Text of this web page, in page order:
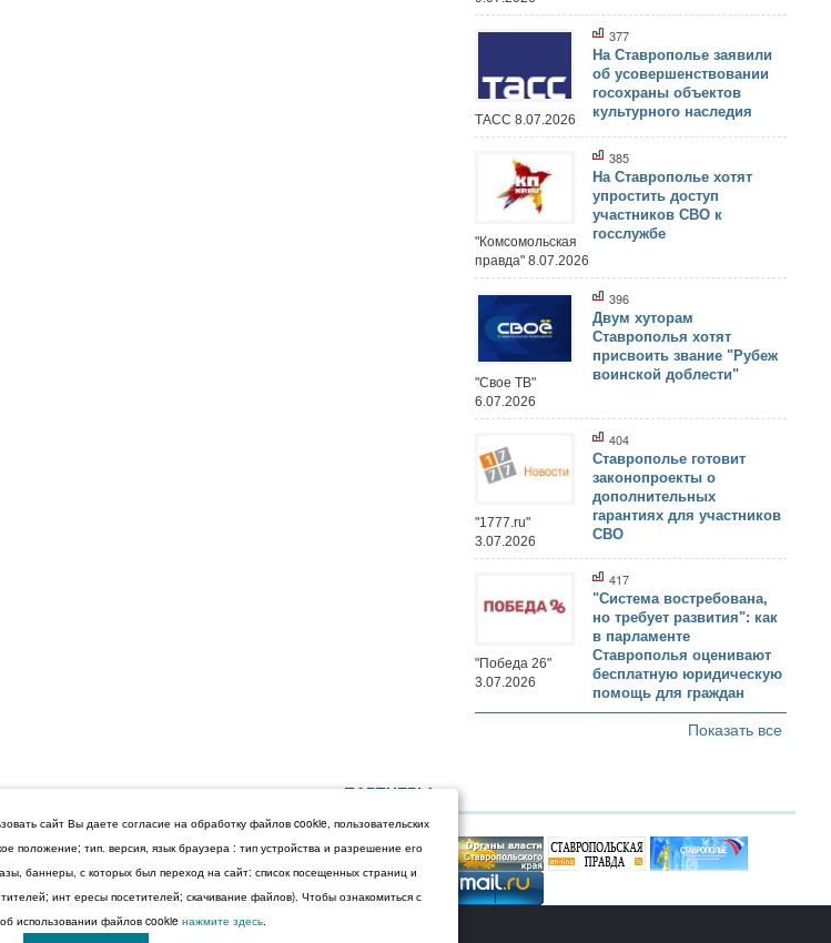
377
На Ставрополье заявили
об усовершенствовании
госохраны объектов
культурного наследия
ТАСС 8.07.2026
385
На Ставрополье хотят
упростить доступ
участников СВО к
госслужбе
"Комсомольская
правда" 8.07.2026
396
Двум хуторам
Ставрополья хотят
присвоить звание "Рубеж
воинской доблести"
"Свое ТВ"
6.07.2026
404
Ставрополье готовит
законопроекты о
дополнительных
гарантиях для участников
СВО
"1777.ru"
3.07.2026
417
"Система востребована,
но требует развития": как
в парламенте
Ставрополья оценивают
бесплатную юридическую
помощь для граждан
"Победа 26"
3.07.2026
Показать все
ПАРТНЕРЫ
Дума Ставропольского края.
сайт Вы даете согласие на обработку файлов cookie, пользовательских
положение; тип. версия, язык браузера : тип устройства и разрешение его
баннеры, с которых был переход на сайт: список посещенных страниц и
инт ересы посетителей; скачивание файлов). Чтобы ознакомиться с
использовании файлов cookie нажмите здесь.